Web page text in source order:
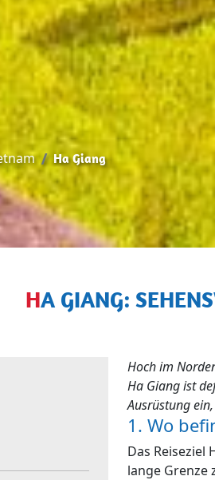
Ha Giang
HA GIANG:
Hoch im
Ha Giang ist
Ausrüstung
1. Wo
Das Reiseziel
lange Grenze